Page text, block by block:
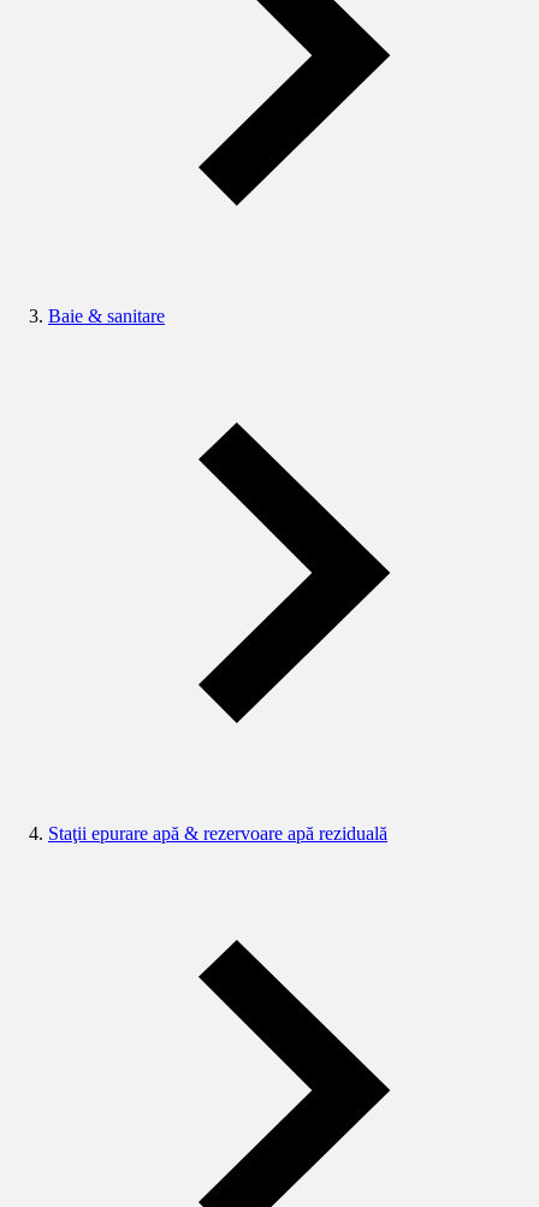
Baie & sanitare
Staţii epurare apă & rezervoare apă reziduală